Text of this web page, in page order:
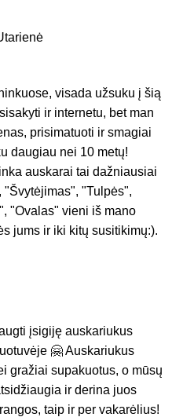
visada užsuku į šią
ir internetu, bet man
prisimatuoti ir smagiai
daugiau nei 10 metų!
auskarai tai dažniausiai
"Tulpės",
"Ovalas" vieni iš mano
jums ir iki kitų susitikimų:).
įsigiję auskariukus
🤗 Auskariukus
gražiai supakuotus, o mūsų
ir derina juos
taip ir per vakarėlius!